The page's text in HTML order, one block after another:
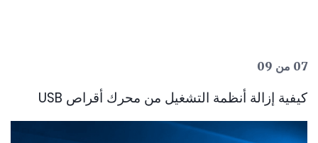
07 من 09
كيفية إزالة أنظمة التشغيل من محرك أقراص USB